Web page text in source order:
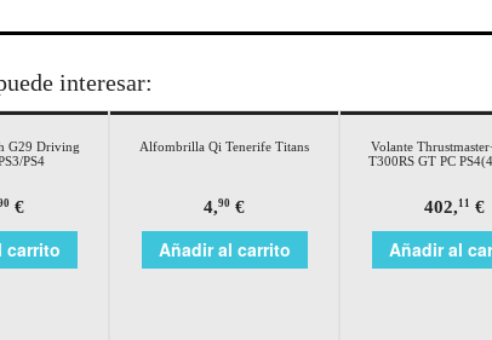
interesar:
G29 Driving
PS4
€
carrito
Alfombrilla Qi Tenerife Titans
4,90 €
Añadir al carrito
Volante
T300RS GT PC
402,11 €
Añadir al